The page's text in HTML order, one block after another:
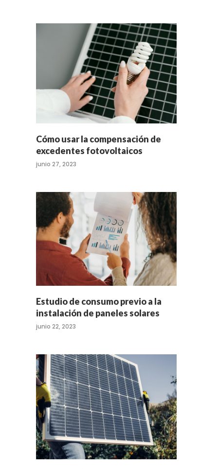
Cómo usar la compensación de
excedentes fotovoltaicos
junio 27, 2023
Estudio de consumo previo a la
instalación de paneles solares
junio 22, 2023